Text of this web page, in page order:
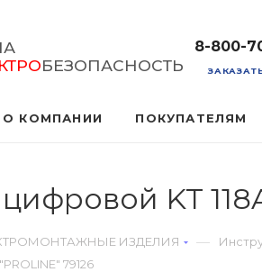
БЕЗОПАСНОСТЬ
8-800-
О КОМПАНИИ ПОКУПАТЕЛЯМ
KT
ИЗДЕЛИЯ —
79126